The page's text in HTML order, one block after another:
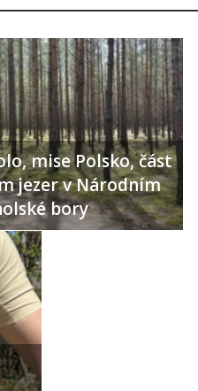
mise Polsko, část
jezer v Národním
bory